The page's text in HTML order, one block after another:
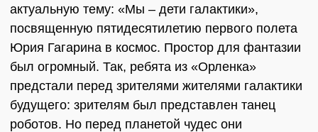
актуальную тему: «Мы – дети галактики»,
посвященную пятидесятилетию первого полета
Юрия Гагарина в космос. Простор для фантазии
был огромный. Так, ребята из «Орленка»
предстали перед зрителями жителями галактики
будущего: зрителям был представлен танец
роботов. Но перед планетой чудес они